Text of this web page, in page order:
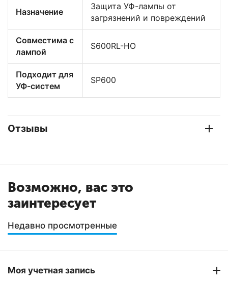
Назначение
Защита УФ-лампы от
загрязнений и повреждений
Совместима с
лампой
S600RL-НО
Подходит для
УФ-систем
SP600
Отзывы
Возможно, вас это
заинтересует
Недавно просмотренные
Моя учетная запись